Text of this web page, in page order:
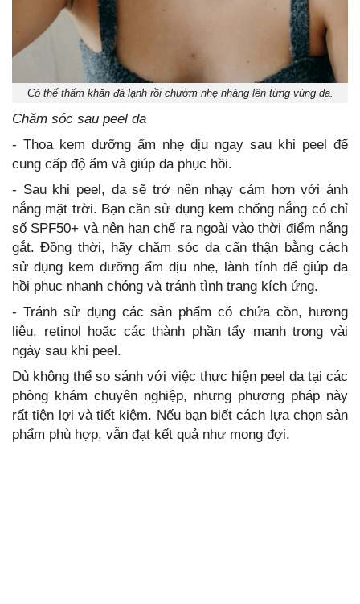
Có thể thấm khăn đá lạnh rồi chườm nhẹ nhàng lên từng vùng da.
Chăm sóc sau peel da
- Thoa kem dưỡng ẩm nhẹ dịu ngay sau khi peel để
cung cấp độ ẩm và giúp da phục hồi.
- Sau khi peel, da sẽ trở nên nhạy cảm hơn với ánh
nắng mặt trời. Bạn cần sử dụng kem chống nắng có chỉ
số SPF50+ và nên hạn chế ra ngoài vào thời điểm nắng
gắt. Đồng thời, hãy chăm sóc da cẩn thận bằng cách
sử dụng kem dưỡng ẩm dịu nhẹ, lành tính để giúp da
hồi phục nhanh chóng và tránh tình trạng kích ứng.
- Tránh sử dụng các sản phẩm có chứa cồn, hương
liệu, retinol hoặc các thành phần tẩy mạnh trong vài
ngày sau khi peel.
Dù không thể so sánh với việc thực hiện peel da tại các
phòng khám chuyên nghiệp, nhưng phương pháp này
rất tiện lợi và tiết kiệm. Nếu bạn biết cách lựa chọn sản
phẩm phù hợp, vẫn đạt kết quả như mong đợi.